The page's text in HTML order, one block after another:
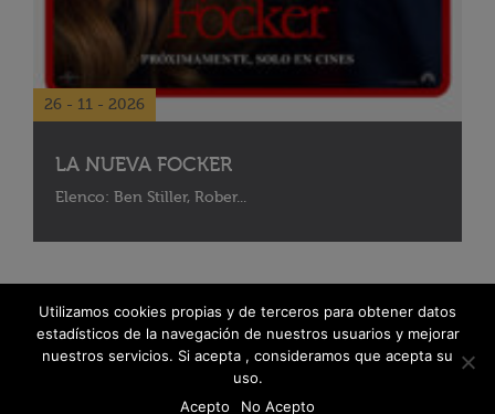
26 - 11 - 2026
LA NUEVA FOCKER
Elenco: Ben Stiller, Rober...
Utilizamos cookies propias y de terceros para obtener datos
estadísticos de la navegación de nuestros usuarios y mejorar
nuestros servicios. Si acepta , consideramos que acepta su
uso.
Acepto
No Acepto